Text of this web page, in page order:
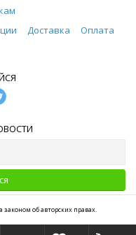
Доставка
Оплата
об авторских правах.